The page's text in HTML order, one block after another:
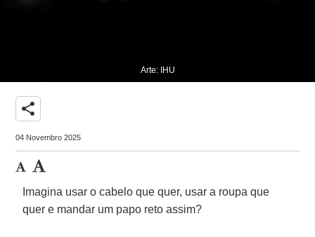
Arte: IHU
share
04 Novembro 2025
Imagina usar o cabelo que quer, usar a roupa que
quer e mandar um papo reto assim?